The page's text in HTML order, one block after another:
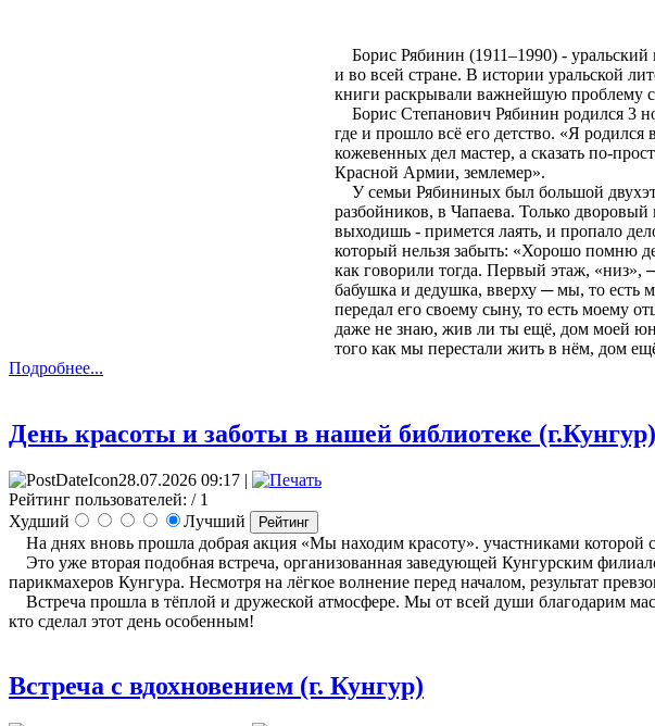
Борис Рябинин (1911–1990) - уральский
и во всей стране. В истории уральской
книги раскрывали важнейшую проблему
Борис Степанович Рябинин родился 3
где и прошло всё его детство. «Я
кожевенных дел мастер, а сказать по-
Красной Армии, землемер».
У семьи Рябининых был большой
разбойников, в Чапаева. Только
выходишь - примется лаять, и пропало
который нельзя забыть: «Хорошо помню
как говорили тогда. Первый этаж,
бабушка и дедушка, вверху ─ мы, то есть
передал его своему сыну, то есть моему
даже не знаю, жив ли ты ещё, дом моей
того как мы перестали жить в нём, дом
Подробнее...
День красоты и заботы в нашей библиотеке (г.Кунгур)
28.07.2026 09:17 |
Рейтинг пользователей: / 1
Худший
Лучший
На днях вновь прошла добрая акция «Мы находим красоту». участниками
Это уже вторая подобная встреча, организованная заведующей Кунгурским
парикмахеров Кунгура. Несмотря на лёгкое волнение перед началом, результат
Встреча прошла в тёплой и дружеской атмосфере. Мы от всей души благодарим
кто сделал этот день особенным!
Встреча с вдохновением (г. Кунгур)